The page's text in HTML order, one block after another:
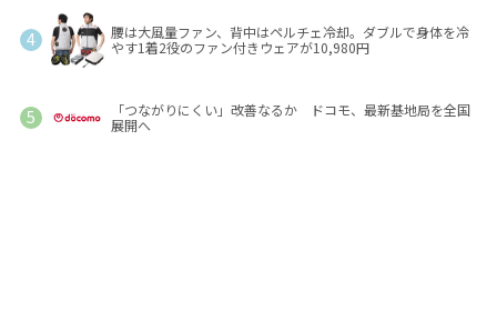
腰は大風量ファン、背中はペルチェ冷却。ダブルで身体を冷
やす1着2役のファン付きウェアが10,980円
「つながりにくい」改善なるか ドコモ、最新基地局を全国
展開へ